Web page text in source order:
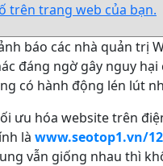
trên trang web của bạn.
báo các nhà quản
đáng ngờ gây nguy
có hành động lén lút
ưu hóa website trên
là www.seotop1.vn/
vẫn giống nhau thì